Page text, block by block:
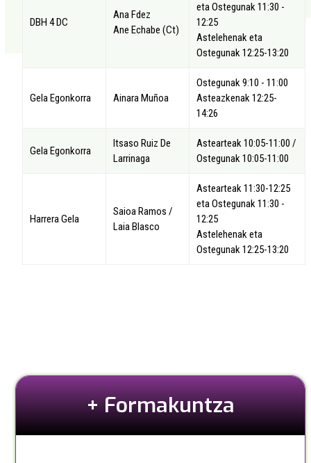
DBH 4 DC
Ana Fdez
Ane Echabe (Ct)
eta Ostegunak 11:30 -
12:25
Astelehenak eta
Ostegunak 12:25-13:20
Gela Egonkorra Ainara Muñoa
Ostegunak 9:10 - 11:00
Asteazkenak 12:25-
14:26
Gela Egonkorra
Itsaso Ruiz De
Larrinaga
Astearteak 10:05-11:00 /
Ostegunak 10:05-11:00
Harrera Gela
Saioa Ramos /
Laia Blasco
Astearteak 11:30-12:25
eta Ostegunak 11:30 -
12:25
Astelehenak eta
Ostegunak 12:25-13:20
+ Formakuntza